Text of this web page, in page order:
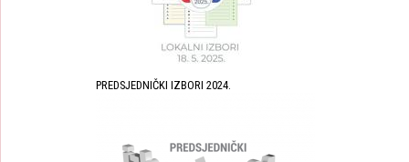
PREDSJEDNIČKI IZBORI 2024.